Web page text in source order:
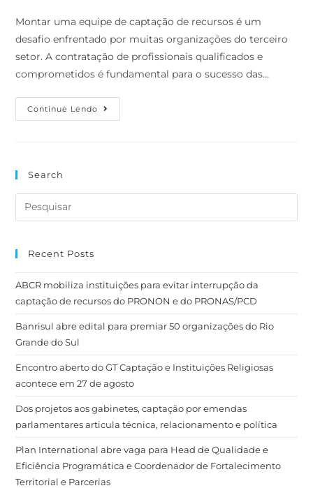
Montar uma equipe de captação de recursos é um
desafio enfrentado por muitas organizações do terceiro
setor. A contratação de profissionais qualificados e
comprometidos é fundamental para o sucesso das…
Continue Lendo
Search
Recent Posts
ABCR mobiliza instituições para evitar interrupção da
captação de recursos do PRONON e do PRONAS/PCD
Banrisul abre edital para premiar 50 organizações do Rio
Grande do Sul
Encontro aberto do GT Captação e Instituições Religiosas
acontece em 27 de agosto
Dos projetos aos gabinetes, captação por emendas
parlamentares articula técnica, relacionamento e política
Plan International abre vaga para Head de Qualidade e
Eficiência Programática e Coordenador de Fortalecimento
Territorial e Parcerias